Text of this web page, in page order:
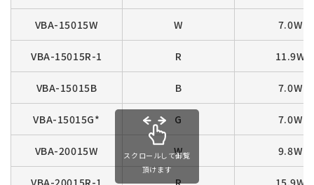
VBA-15015W W 7.0W
VBA-15015R-1 R 11.9W
VBA-15015B B 7.0W
VBA-15015G* G 7.0W
VBA-20015W W 9.8W
スクロールして御覧
頂けます